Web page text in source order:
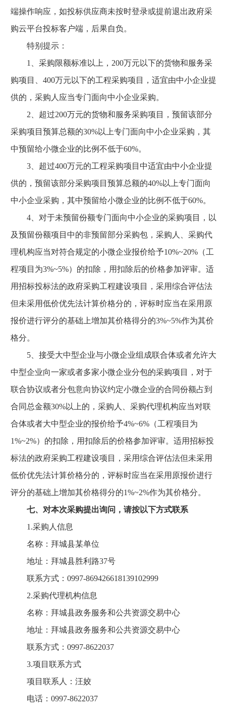
端操作响应，如投标供应商未按时登录或提前退出政府采
购云平台投标客户端，后果自负。
特别提示：
1、采购限额标准以上，200万元以下的货物和服务采
购项目、400万元以下的工程采购项目，适宜由中小企业提
供的，采购人应当专门面向中小企业采购。
2、超过200万元的货物和服务采购项目，预留该部分
采购项目预算总额的30%以上专门面向中小企业采购，其
中预留给小微企业的比例不低于60%。
3、超过400万元的工程采购项目中适宜由中小企业提
供的，预留该部分采购项目预算总额的40%以上专门面向
中小企业采购，其中预留给小微企业的比例不低于60%。
4、对于未预留份额专门面向中小企业的采购项目，以
及预留份额项目中的非预留部分采购包，采购人、采购代
理机构应当对符合规定的小微企业报价给予10%~20%（工
程项目为3%~5%）的扣除，用扣除后的价格参加评审。适
用招标投标法的政府采购工程建设项目，采用综合评估法
但未采用低价优先法计算价格分的，评标时应当在采用原
报价进行评分的基础上增加其价格得分的3%~5%作为其价
格分。
5、接受大中型企业与小微企业组成联合体或者允许大
中型企业向一家或者多家小微企业分包的采购项目，对于
联合协议或者分包意向协议约定小微企业的合同份额占到
合同总金额30%以上的，采购人、采购代理机构应当对联
合体或者大中型企业的报价给予4%~6%（工程项目为
1%~2%）的扣除，用扣除后的价格参加评审。适用招标投
标法的政府采购工程建设项目，采用综合评估法但未采用
低价优先法计算价格分的，评标时应当在采用原报价进行
评分的基础上增加其价格得分的1%~2%作为其价格分。
七、对本次采购提出询问，请按以下方式联系
1.采购人信息
名称：拜城县某单位
地址：拜城县胜利路37号
联系方式：0997-869426618139102999
2.采购代理机构信息
名称：拜城县政务服务和公共资源交易中心
地址：拜城县政务服务和公共资源交易中心
联系方式：0997-8622037
3.项目联系方式
项目联系人：汪姣
电话：0997-8622037